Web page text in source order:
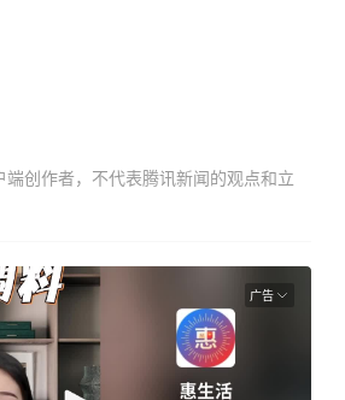
端创作者，不代表腾讯新闻的观点和立
广告